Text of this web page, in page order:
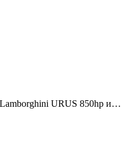
URUS 850hp и…